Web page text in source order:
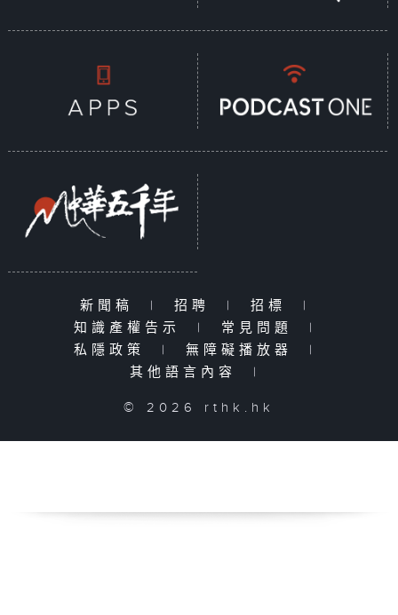
新聞稿 | 招聘 | 招標
|
知識產權告示
| 常見問題
|
私隱政策
| 無障礙播放器
|
其他語言內容
|
© 2026 rthk.hk